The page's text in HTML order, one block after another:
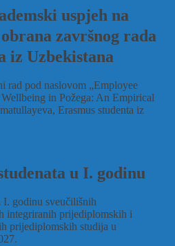
uspjeh na
završnog rada
iz Uzbekistana
rad pod naslovom „Employee
in Požega: An Empirical
Erasmus studenta iz
u I. godinu
I. godinu sveučilišnih
integriranih prijediplomskih i
prijediplomskih studija u